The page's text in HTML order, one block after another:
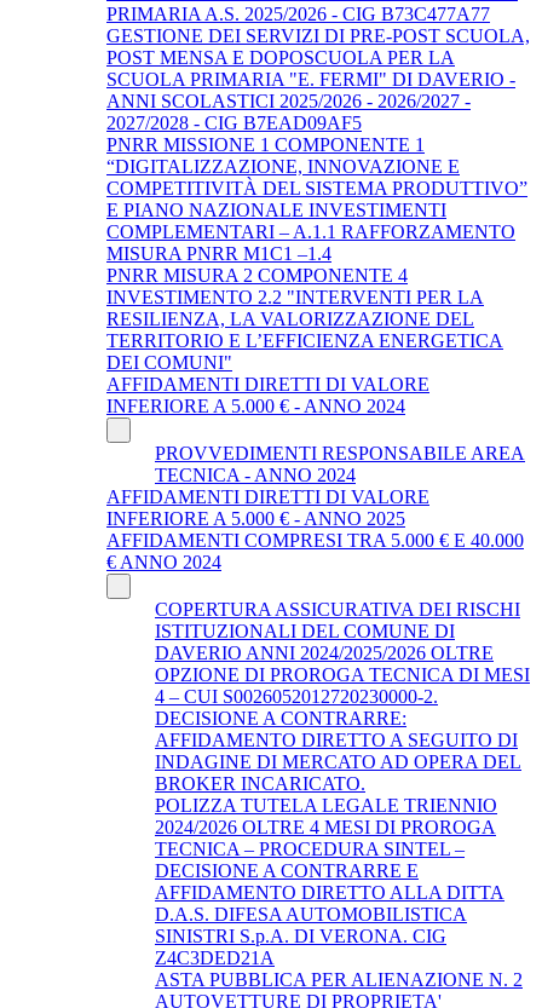
PRIMARIA A.S. 2025/2026 - CIG B73C477A77
GESTIONE DEI SERVIZI DI PRE-POST SCUOLA,
POST MENSA E DOPOSCUOLA PER LA
SCUOLA PRIMARIA "E. FERMI" DI DAVERIO -
ANNI SCOLASTICI 2025/2026 - 2026/2027 -
2027/2028 - CIG B7EAD09AF5
PNRR MISSIONE 1 COMPONENTE 1
“DIGITALIZZAZIONE, INNOVAZIONE E
COMPETITIVITÀ DEL SISTEMA PRODUTTIVO”
E PIANO NAZIONALE INVESTIMENTI
COMPLEMENTARI – A.1.1 RAFFORZAMENTO
MISURA PNRR M1C1 –1.4
PNRR MISURA 2 COMPONENTE 4
INVESTIMENTO 2.2 "INTERVENTI PER LA
RESILIENZA, LA VALORIZZAZIONE DEL
TERRITORIO E L’EFFICIENZA ENERGETICA
DEI COMUNI"
AFFIDAMENTI DIRETTI DI VALORE
INFERIORE A 5.000 € - ANNO 2024
PROVVEDIMENTI RESPONSABILE AREA
TECNICA - ANNO 2024
AFFIDAMENTI DIRETTI DI VALORE
INFERIORE A 5.000 € - ANNO 2025
AFFIDAMENTI COMPRESI TRA 5.000 € E 40.000
€ ANNO 2024
COPERTURA ASSICURATIVA DEI RISCHI
ISTITUZIONALI DEL COMUNE DI
DAVERIO ANNI 2024/2025/2026 OLTRE
OPZIONE DI PROROGA TECNICA DI MESI
4 – CUI S0026052012720230000-2.
DECISIONE A CONTRARRE:
AFFIDAMENTO DIRETTO A SEGUITO DI
INDAGINE DI MERCATO AD OPERA DEL
BROKER INCARICATO.
POLIZZA TUTELA LEGALE TRIENNIO
2024/2026 OLTRE 4 MESI DI PROROGA
TECNICA – PROCEDURA SINTEL –
DECISIONE A CONTRARRE E
AFFIDAMENTO DIRETTO ALLA DITTA
D.A.S. DIFESA AUTOMOBILISTICA
SINISTRI S.p.A. DI VERONA. CIG
Z4C3DED21A
ASTA PUBBLICA PER ALIENAZIONE N. 2
AUTOVETTURE DI PROPRIETA'